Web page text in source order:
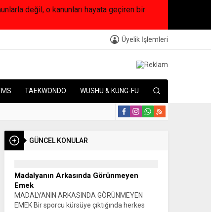
değil, o kanunları hayata geçiren bir
Üyelik İşlemleri
TAEKWONDO WUSHU & KUNG-FU
GÜNCEL KONULAR
Madalyanın Arkasında Görünmeyen
Emek
MADALYANIN ARKASINDA GÖRÜNMEYEN
EMEK Bir sporcu kürsüye çıktığında herkes